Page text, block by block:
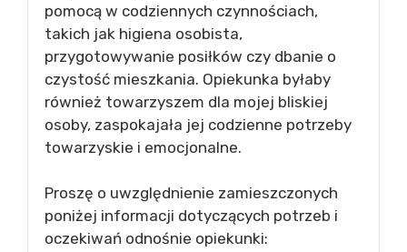
pomocą w codziennych czynnościach,
takich jak higiena osobista,
przygotowywanie posiłków czy dbanie o
czystość mieszkania. Opiekunka byłaby
również towarzyszem dla mojej bliskiej
osoby, zaspokajała jej codzienne potrzeby
towarzyskie i emocjonalne.
Proszę o uwzględnienie zamieszczonych
poniżej informacji dotyczących potrzeb i
oczekiwań odnośnie opiekunki: